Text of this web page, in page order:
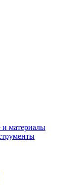
и материалы